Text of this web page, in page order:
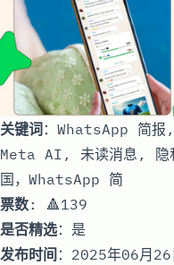
关键词：WhatsApp 简
Meta AI, 未读消息, 隐
国，WhatsApp 简
票数: 🔺139
是否精选：是
发布时间 ：2025年06月